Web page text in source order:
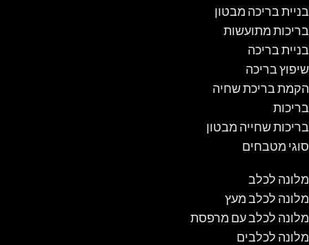
בניית בריכה מבטון
בריכות מתועשות
בניית בריכה
שיפוץ בריכה
הקמת בריכת שחיה
בריכות
בריכות שחייה מבטון
סוגי מטבחים
מלונה לכלב
מלונה לכלב מעץ
מלונה לכלב עם מרפסת
מלונה לכלבים